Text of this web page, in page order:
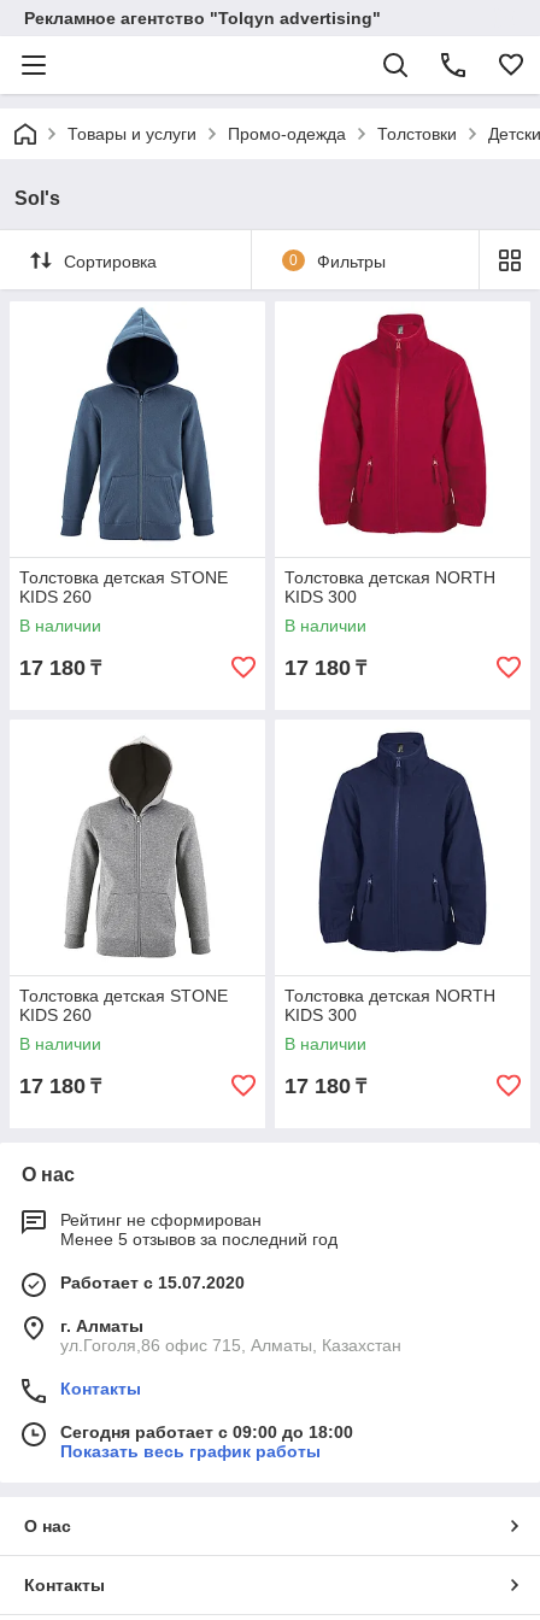
Рекламное агентство "Tolqyn advertising"
Товары и услуги Промо-одежда Толстовки
Sol's
Сортировка 0 Фильтры
Толстовка детская STONE
KIDS 260
В наличии
17 180 ₸
Толстовка детская NORTH
KIDS 300
В наличии
17 180 ₸
Толстовка детская STONE
KIDS 260
В наличии
17 180 ₸
Толстовка детская NORTH
KIDS 300
В наличии
17 180 ₸
О нас
Рейтинг не сформирован
Менее 5 отзывов за последний год
Работает с 15.07.2020
г. Алматы
ул.Гоголя,86 офис 715, Алматы, Казахстан
Контакты
Сегодня работает с 09:00 до 18:00
Показать весь график работы
О нас
Контакты